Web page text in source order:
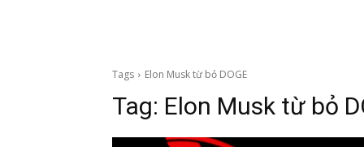
Tags Elon Musk từ bỏ DOGE
Tag: Elon Musk từ bỏ